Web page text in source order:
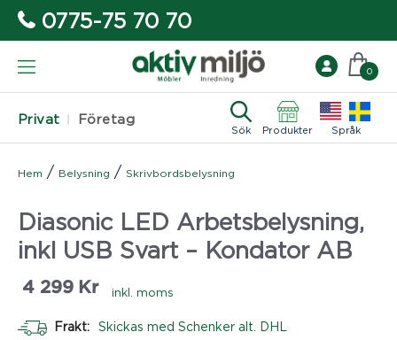
0775-75 70 70
Privat Företag
Sök Produkter Språk
0
Hem / Belysning / Skrivbordsbelysning
Diasonic LED Arbetsbelysning,
inkl USB Svart – Kondator AB
4 299 Kr inkl. moms
Frakt: Skickas med Schenker alt. DHL